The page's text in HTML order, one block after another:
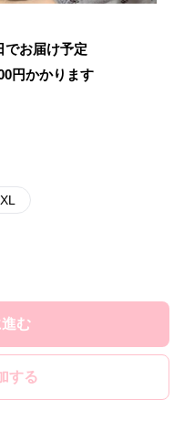
でお届け予定
円かかります
む
する